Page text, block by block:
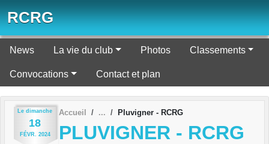
RCRG
News La vie du club Photos Classements
Convocations Contact et plan
Le dimanche
18
FÉVR. 2024
Accueil Pluvigner - RCRG
PLUVIGNER - RCRG